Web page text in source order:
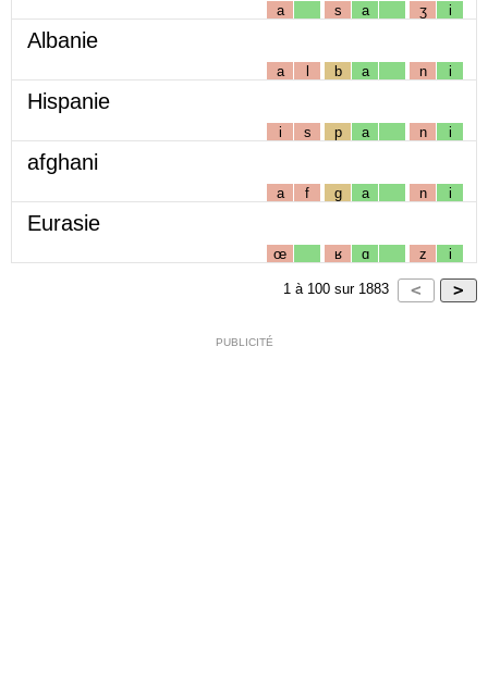
a s a ʒ i
Albanie
a l b a n i
Hispanie
i s p a n i
afghani
a f g a n i
Eurasie
œ ʁ ɑ z i
1 à 100 sur 1883
PUBLICITÉ